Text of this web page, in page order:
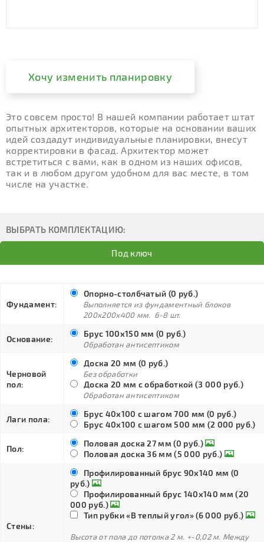
Хочу изменить планировку
Это совсем просто! В нашей компании работает штат
опытных архитекторов, которые на основании ваших
идей создадут индивидуальные планировки, внесут
корректировки в фасад. Архитектор может
встретиться с вами, как в одном из наших офисов,
так и в любом другом удобном для вас месте, в том
числе на участке.
ВЫБРАТЬ КОМПЛЕКТАЦИЮ:
Под ключ
Фундамент:
Опорно-столбчатый (0 руб.)
Выполняется из фундаментный блоков
200х200х400 мм. 6-8 шт.
Основание:
Брус 100х150 мм (0 руб.)
Обработан антисептиком
Черновой
пол:
Доска 20 мм (0 руб.)
Без обработки
Доска 20 мм с обработкой (3 000 руб.)
Обработан антисептиком
Лаги пола:
Брус 40х100 с шагом 700 мм (0 руб.)
Брус 40х100 с шагом 500 мм (2 000 руб.)
Пол:
Половая доска 27 мм (0 руб.)
Половая доска 36 мм (5 000 руб.)
Стены:
Профилированный брус 90х140 мм (0
руб.)
Профилированный брус 140х140 мм (20
000 руб.)
Тип рубки «В теплый угол» (6 000 руб.)
Высота от пола до потолка 2 м. +-0,02 м. Между